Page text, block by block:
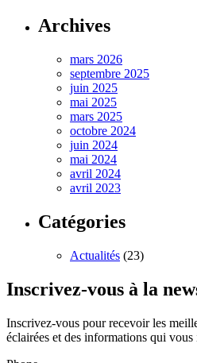
Archives
mars 2026
septembre 2025
juin 2025
mai 2025
mars 2025
octobre 2024
juin 2024
mai 2024
avril 2024
avril 2023
Catégories
Actualités (23)
Inscrivez-vous à la
Inscrivez-vous pour recevoir les
éclairées et des informations qui vous